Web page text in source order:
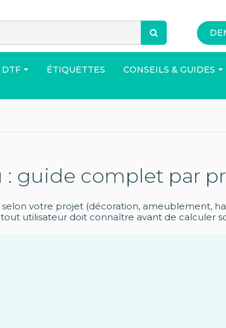
ÉTIQUETTES CONSEILS & GUIDES
: guide complet par
votre projet (décoration, ameublement,
utilisateur doit connaître avant de calculer